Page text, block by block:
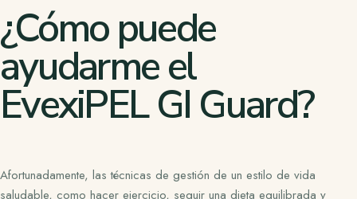
¿Cómo puede
ayudarme el
EvexiPEL GI Guard?
Afortunadamente, las técnicas de gestión de un estilo de vida
saludable, como hacer ejercicio, seguir una dieta equilibrada y